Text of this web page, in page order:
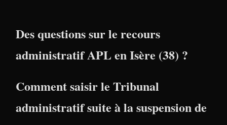
Des questions sur le recours
administratif APL en Isère (38) ?
Comment saisir le Tribunal
administratif suite à la suspension de